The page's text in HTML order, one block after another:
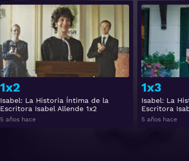
Ver
1x2
Isabel: La Historia Íntima de la
Escritora Isabel Allende 1x2
5 años hace
Ver
1x3
Isabel: La
Escritora
5 años hace